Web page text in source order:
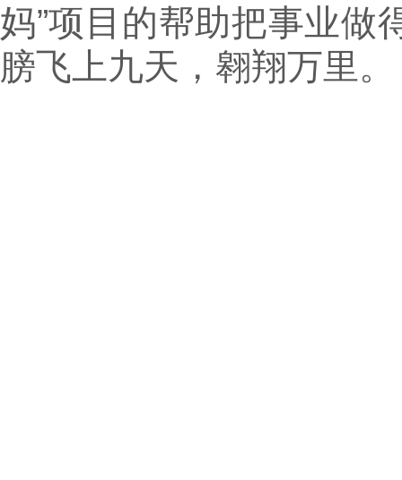
妈”项目的帮助把事业做
膀飞上九天，翱翔万里。